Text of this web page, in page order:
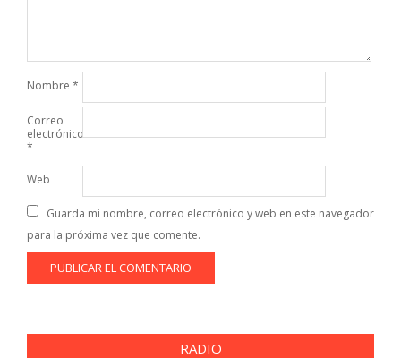
Nombre *
Correo
electrónico
*
Web
Guarda mi nombre, correo electrónico y web en este navegador
para la próxima vez que comente.
RADIO